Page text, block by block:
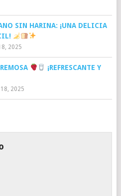
SIN HARINA: ¡UNA DELICIA
2025
¡REFRESCANTE Y
2025